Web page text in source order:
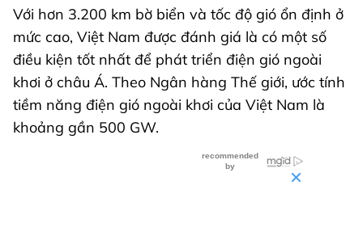
Với hơn 3.200 km bờ biển và tốc độ gió ổn định ở
mức cao, Việt Nam được đánh giá là có một số
điều kiện tốt nhất để phát triển điện gió ngoài
khơi ở châu Á. Theo Ngân hàng Thế giới, ước tính
tiềm năng điện gió ngoài khơi của Việt Nam là
khoảng gần 500 GW.